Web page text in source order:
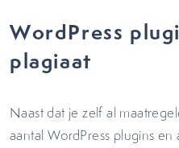
WordPress
plagiaat
Naast dat je zelf al
aantal WordPress plugins